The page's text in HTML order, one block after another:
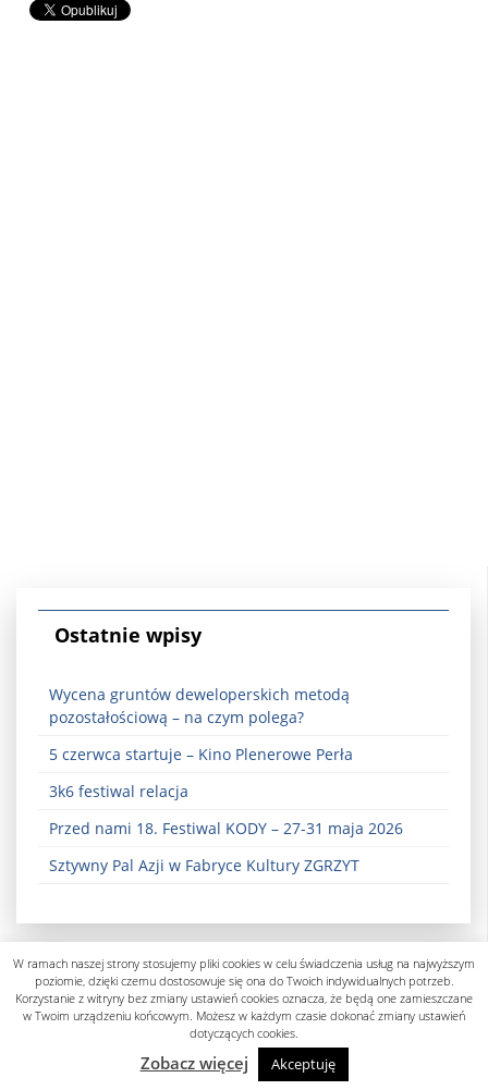
Ostatnie wpisy
Wycena gruntów deweloperskich metodą
pozostałościową – na czym polega?
5 czerwca startuje – Kino Plenerowe Perła
3k6 festiwal relacja
Przed nami 18. Festiwal KODY – 27-31 maja 2026
Sztywny Pal Azji w Fabryce Kultury ZGRZYT
Polityka prywatności
designed by know-line.pl
W ramach naszej strony stosujemy pliki cookies w celu świadczenia usług na najwyższym
poziomie, dzięki czemu dostosowuje się ona do Twoich indywidualnych potrzeb.
Korzystanie z witryny bez zmiany ustawień cookies oznacza, że będą one zamieszczane
w Twoim urządzeniu końcowym. Możesz w każdym czasie dokonać zmiany ustawień
dotyczących cookies.
Zobacz więcej Akceptuję